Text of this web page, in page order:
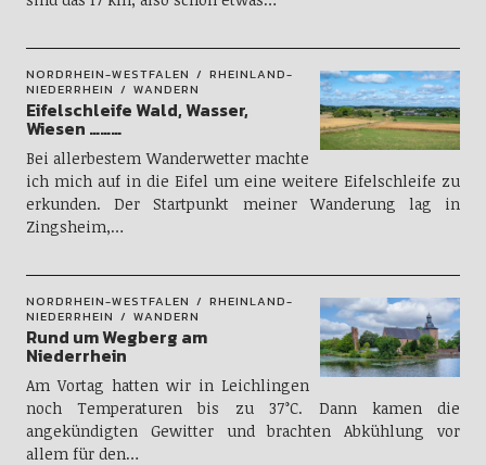
NORDRHEIN-WESTFALEN
RHEINLAND-
NIEDERRHEIN
WANDERN
Eifelschleife Wald, Wasser,
Wiesen ………
Bei allerbestem Wanderwetter machte
ich mich auf in die Eifel um eine weitere Eifelschleife zu
erkunden. Der Startpunkt meiner Wanderung lag in
Zingsheim,…
NORDRHEIN-WESTFALEN
RHEINLAND-
NIEDERRHEIN
WANDERN
Rund um Wegberg am
Niederrhein
Am Vortag hatten wir in Leichlingen
noch Temperaturen bis zu 37°C. Dann kamen die
angekündigten Gewitter und brachten Abkühlung vor
allem für den…